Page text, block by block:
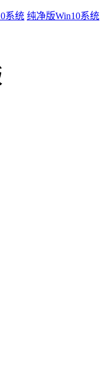
系统 纯净版Win10系统